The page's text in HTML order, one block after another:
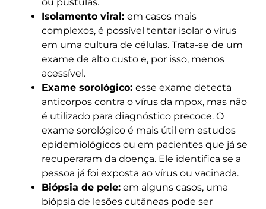
Isolamento viral: em casos mais
complexos, é possível tentar isolar o vírus
em uma cultura de células. Trata-se de um
exame de alto custo e, por isso, menos
acessível.
Exame sorológico: esse exame detecta
anticorpos contra o vírus da mpox, mas não
é utilizado para diagnóstico precoce. O
exame sorológico é mais útil em estudos
epidemiológicos ou em pacientes que já se
recuperaram da doença. Ele identifica se a
pessoa já foi exposta ao vírus ou vacinada.
Biópsia de pele:em alguns casos, uma
biópsia de lesões cutâneas pode ser